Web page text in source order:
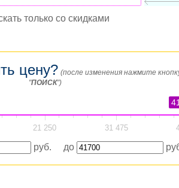
только со скидками
цену? (после изменения нажмите
"ПОИСК")
21 250 31 475
руб. до